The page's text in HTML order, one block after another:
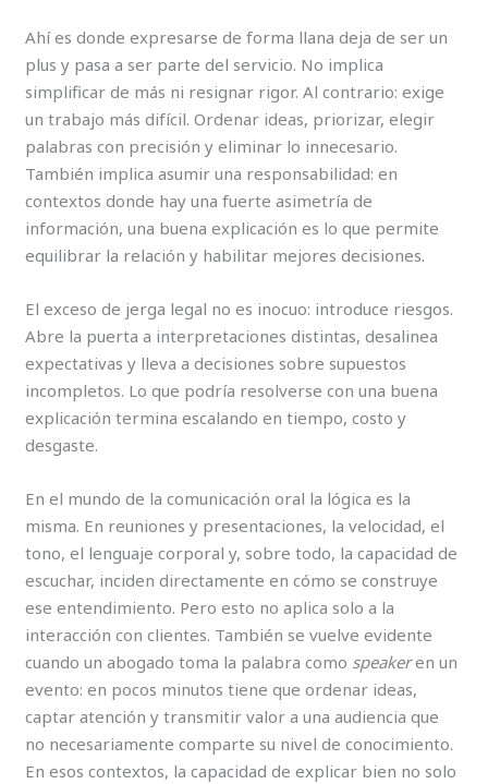
Ahí es donde expresarse de forma llana deja de ser un
plus y pasa a ser parte del servicio. No implica
simplificar de más ni resignar rigor. Al contrario: exige
un trabajo más difícil. Ordenar ideas, priorizar, elegir
palabras con precisión y eliminar lo innecesario.
También implica asumir una responsabilidad: en
contextos donde hay una fuerte asimetría de
información, una buena explicación es lo que permite
equilibrar la relación y habilitar mejores decisiones.
El exceso de jerga legal no es inocuo: introduce riesgos.
Abre la puerta a interpretaciones distintas, desalinea
expectativas y lleva a decisiones sobre supuestos
incompletos. Lo que podría resolverse con una buena
explicación termina escalando en tiempo, costo y
desgaste.
En el mundo de la comunicación oral la lógica es la
misma. En reuniones y presentaciones, la velocidad, el
tono, el lenguaje corporal y, sobre todo, la capacidad de
escuchar, inciden directamente en cómo se construye
ese entendimiento. Pero esto no aplica solo a la
interacción con clientes. También se vuelve evidente
cuando un abogado toma la palabra como speakeren un
evento: en pocos minutos tiene que ordenar ideas,
captar atención y transmitir valor a una audiencia que
no necesariamente comparte su nivel de conocimiento.
En esos contextos, la capacidad de explicar bien no solo